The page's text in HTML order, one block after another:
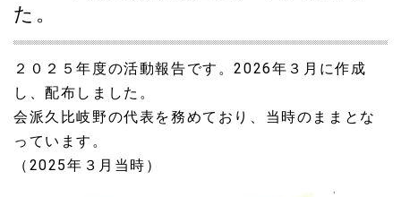
ホームページが公開されました。
た。
２０２５年度の活動報告です。2026年３月に作成
し、配布しました。
会派久比岐野の代表を務めており、当時のままとな
っています。
（2025年３月当時）